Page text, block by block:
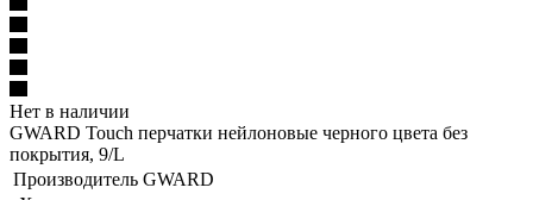
Нет в наличии
GWARD Touch перчатки нейлоновые черного цвета без
покрытия, 9/L
Производитель GWARD